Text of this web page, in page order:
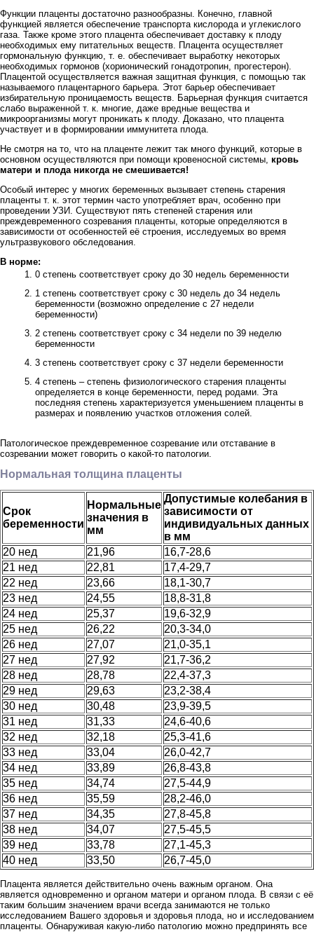
Функции плаценты достаточно разнообразны. Конечно, главной
функцией является обеспечение транспорта кислорода и углекислого
газа. Также кроме этого плацента обеспечивает доставку к плоду
необходимых ему питательных веществ. Плацента осуществляет
гормональную функцию, т. е. обеспечивает выработку некоторых
необходимых гормонов (хорионический гонадотропин, прогестерон).
Плацентой осуществляется важная защитная функция, с помощью так
называемого плацентарного барьера. Этот барьер обеспечивает
избирательную проницаемость веществ. Барьерная функция считается
слабо выраженной т. к. многие, даже вредные вещества и
микроорганизмы могут проникать к плоду. Доказано, что плацента
участвует и в формировании иммунитета плода.
Не смотря на то, что на плаценте лежит так много функций, которые в
основном осуществляются при помощи кровеносной системы, кровь
матери и плода никогда не смешивается!
Особый интерес у многих беременных вызывает степень старения
плаценты т. к. этот термин часто употребляет врач, особенно при
проведении УЗИ. Существуют пять степеней старения или
преждевременного созревания плаценты, которые определяются в
зависимости от особенностей её строения, исследуемых во время
ультразвукового обследования.
В норме:
0 степень соответствует сроку до 30 недель беременности
1 степень соответствует сроку с 30 недель до 34 недель
беременности (возможно определение с 27 недели
беременности)
2 степень соответствует сроку с 34 недели по 39 неделю
беременности
3 степень соответствует сроку с 37 недели беременности
4 степень – степень физиологического старения плаценты
определяется в конце беременности, перед родами. Эта
последняя степень характеризуется уменьшением плаценты в
размерах и появлению участков отложения солей.
Патологическое преждевременное созревание или отставание в
созревании может говорить о какой-то патологии.
Нормальная толщина плаценты
Срок
беременности
Нормальные
значения в
мм
Допустимые колебания в
зависимости от
индивидуальных данных
в мм
20 нед
21,96
16,7-28,6
21 нед
22,81
17,4-29,7
22 нед
23,66
18,1-30,7
23 нед
24,55
18,8-31,8
24 нед
25,37
19,6-32,9
25 нед
26,22
20,3-34,0
26 нед
27,07
21,0-35,1
27 нед
27,92
21,7-36,2
28 нед
28,78
22,4-37,3
29 нед
29,63
23,2-38,4
30 нед
30,48
23,9-39,5
31 нед
31,33
24,6-40,6
32 нед
32,18
25,3-41,6
33 нед
33,04
26,0-42,7
34 нед
33,89
26,8-43,8
35 нед
34,74
27,5-44,9
36 нед
35,59
28,2-46,0
37 нед
34,35
27,8-45,8
38 нед
34,07
27,5-45,5
39 нед
33,78
27,1-45,3
40 нед
33,50 26,7-45,0
Плацента является действительно очень важным органом. Она
является одновременно и органом матери и органом плода. В связи с её
таким большим значением врачи всегда занимаются не только
исследованием Вашего здоровья и здоровья плода, но и исследованием
плаценты. Обнаруживая какую-либо патологию можно предпринять все